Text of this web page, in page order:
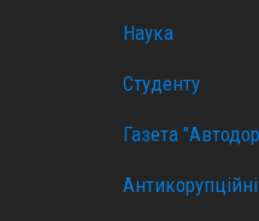
Наука
Студенту
Газета